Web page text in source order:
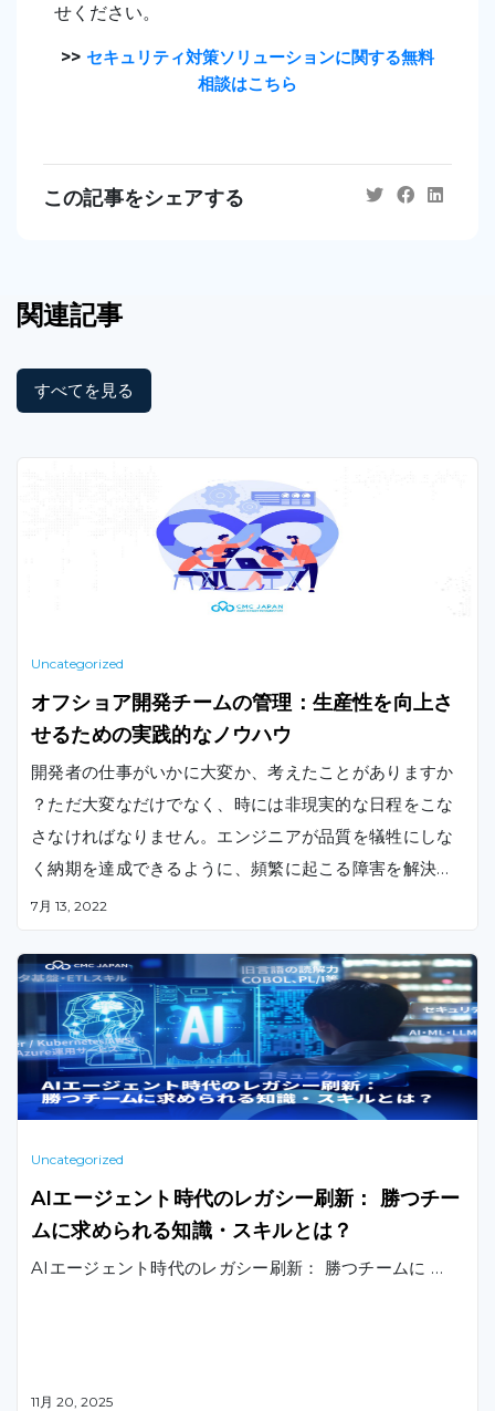
せください。
>> セキュリティ対策ソリューションに関する無料
相談はこちら
この記事をシェアする
関連記事
すべてを見る
Uncategorized
オフショア開発チームの管理：生産性を向上さ
せるための実践的なノウハウ
開発者の仕事がいかに大変か、考えたことがありますか
？ただ大変なだけでなく、時には非現実的な日程をこな
さなければなりません。エンジニアが品質を犠牲にしな
く納期を達成できるように、頻繁に起こる障害を解決す
るための支援が必要です。本記事では、オフショア開発
7月 13, 2022
Uncategorized
AIエージェント時代のレガシー刷新： 勝つチー
ムに求められる知識・スキルとは？
AIエージェント時代のレガシー刷新： 勝つチームに …
11月 20, 2025